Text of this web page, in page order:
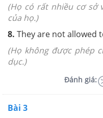
(Họ có rất nhiều cơ sở
của họ.)
8. They are not allowed
(Họ không được phép
dục.)
Đánh giá:
Bài 3